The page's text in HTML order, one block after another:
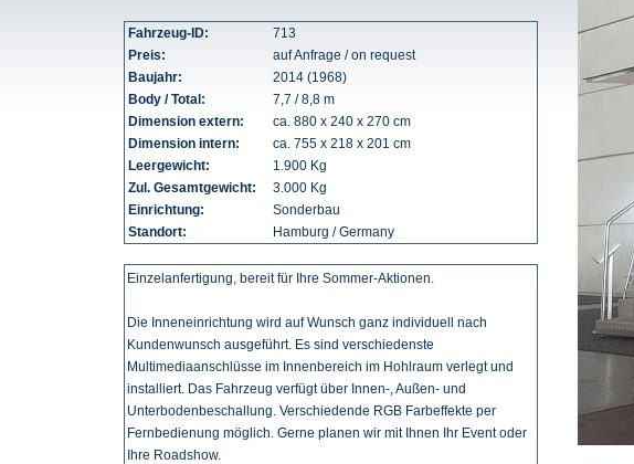
Fahrzeug-ID:
713
Preis:
auf Anfrage / on request
Baujahr:
2014 (1968)
Body / Total:
7,7 / 8,8 m
Dimension extern:
ca. 880 x 240 x 270 cm
Dimension intern:
ca. 755 x 218 x 201 cm
Leergewicht:
1.900 Kg
Zul. Gesamtgewicht:
3.000 Kg
Einrichtung:
Sonderbau
Standort:
Hamburg / Germany
Einzelanfertigung, bereit für Ihre Sommer-Aktionen.
Die Inneneinrichtung wird auf Wunsch ganz individuell nach
Kundenwunsch ausgeführt. Es sind verschiedenste
Multimediaanschlüsse im Innenbereich im Hohlraum verlegt und
installiert. Das Fahrzeug verfügt über Innen-, Außen- und
Unterbodenbeschallung. Verschiedende RGB Farbeffekte per
Fernbedienung möglich. Gerne planen wir mit Ihnen Ihr Event oder
Ihre Roadshow.